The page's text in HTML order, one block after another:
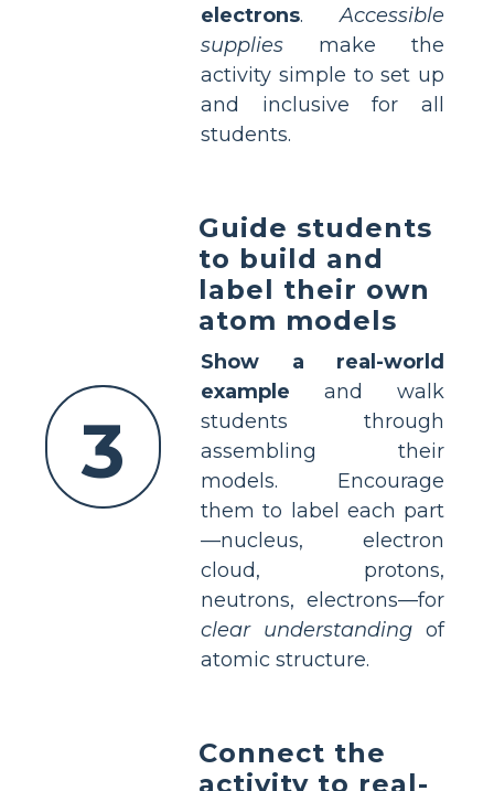
electrons.Accessible
supplies make the
activity simple to set up
and inclusive for all
students.
3
Guide students
to build and
label their own
atom models
Show a real-world
example and walk
students through
assembling their
models. Encourage
them to label each part
—nucleus, electron
cloud, protons,
neutrons, electrons—for
clear understanding of
atomic structure.
Connect the
activity to real-